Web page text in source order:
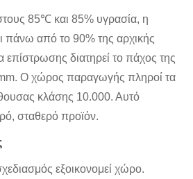
85℃ και 85% υγρασία, η
από το 90% της αρχικής
επίστρωσης διατηρεί το πάχος της
Ο χώρος παραγωγής πληροί τα
κλάσης 10.000. Αυτό
σταθερό προϊόν.
εξοικονομεί χώρο.